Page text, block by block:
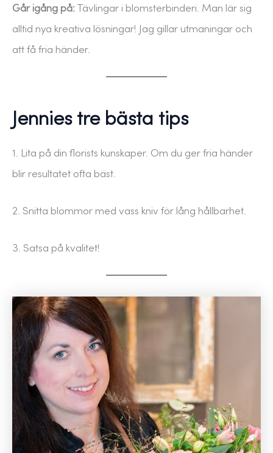
Går igång på:Tävlingar i blomsterbinderi. Man lär sig
alltid nya kreativa lösningar! Jag gillar utmaningar och
att få fria händer.
Jennies tre bästa tips
1. Lita på din florists kunskaper. Om du ger fria händer
blir resultatet ofta bäst.
2. Snitta blommor med vass kniv för lång hållbarhet.
3. Satsa på kvalitet!